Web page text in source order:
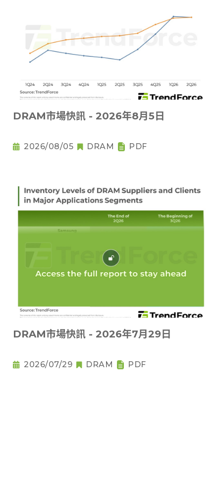
DRAM市場快訊 - 2026年8月5日
2026/08/05 DRAM PDF
DRAM市場快訊 - 2026年7月29日
2026/07/29 DRAM PDF